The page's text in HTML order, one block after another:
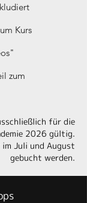
Kurs
zum
für die
2026 gültig.
im Juli und August
gebucht werden.